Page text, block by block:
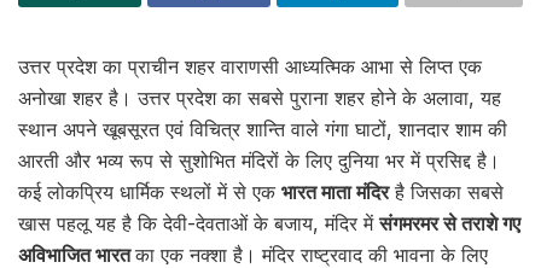
उत्तर प्रदेश का प्राचीन शहर वाराणसी आध्यत्मिक आभा से लिप्त एक
अनोखा शहर है। उत्तर प्रदेश का सबसे पुराना शहर होने के अलावा, यह
स्थान अपने खूबसूरत एवं विचित्र शान्ति वाले गंगा घाटों, शानदार शाम की
आरती और भव्य रूप से सुशोभित मंदिरों के लिए दुनिया भर में प्रसिद्द है।
कई लोकप्रिय धार्मिक स्थलों में से एक भारत माता मंदिरहै जिसका सबसे
खास पहलू यह है कि देवी-देवताओं के बजाय, मंदिर मेंसंगमरमर से तराशे गए
अविभाजित भारतका एक नक्शा है। मंदिर राष्ट्रवाद की भावना के लिए